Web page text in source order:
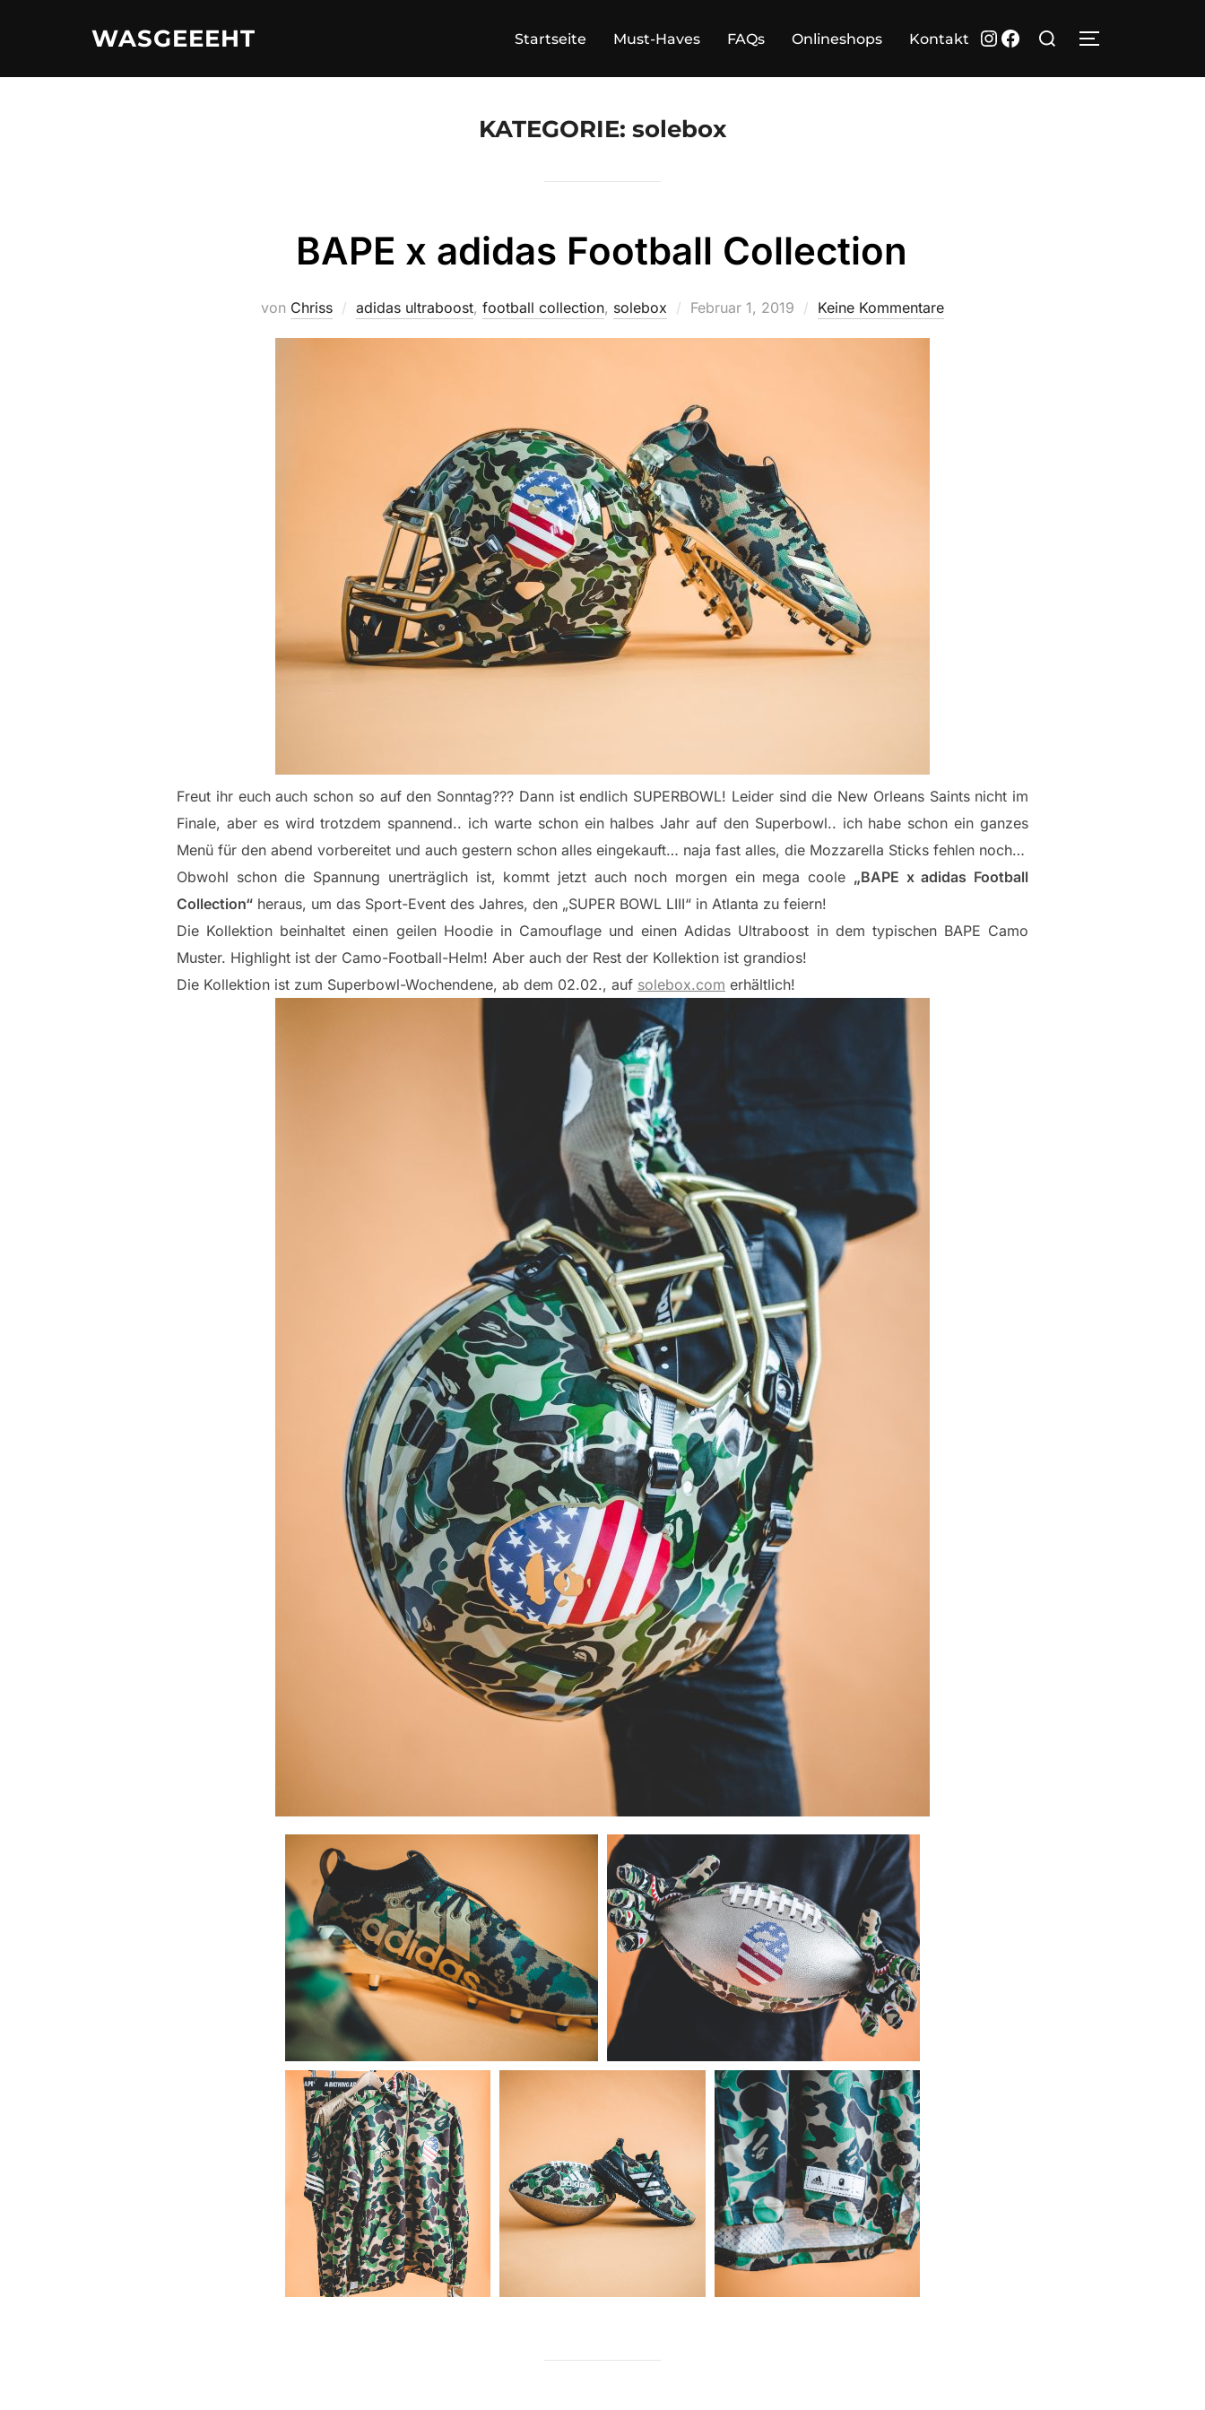
WASGEEEHT Startseite Must-Haves FAQs Onlineshops Kontakt Instagram
Facebook
Suchen
KATEGORIE: solebox
BAPE x adidas Football Collection
von Chriss adidas ultraboost, football collection, solebox
Veröffentlicht
Februar 1, 2019 Keine Kommentare
Freut ihr euch auch schon so auf den Sonntag??? Dann ist endlich SUPERBOWL! Leider sind die New Orleans Saints nicht im
Finale, aber es wird trotzdem spannend.. ich warte schon ein halbes Jahr auf den Superbowl.. ich habe schon ein ganzes
Menü für den abend vorbereitet und auch gestern schon alles eingekauft… naja fast alles, die Mozzarella Sticks fehlen noch…
Obwohl schon die Spannung unerträglich ist, kommt jetzt auch noch morgen ein mega coole „BAPE x adidas Football
Collection“ heraus, um das Sport-Event des Jahres, den „SUPER BOWL LIII“ in Atlanta zu feiern!
Die Kollektion beinhaltet einen geilen Hoodie in Camouflage und einen Adidas Ultraboost in dem typischen BAPE Camo
Muster. Highlight ist der Camo-Football-Helm! Aber auch der Rest der Kollektion ist grandios!
Die Kollektion ist zum Superbowl-Wochendene, ab dem 02.02., auf solebox.com erhältlich!